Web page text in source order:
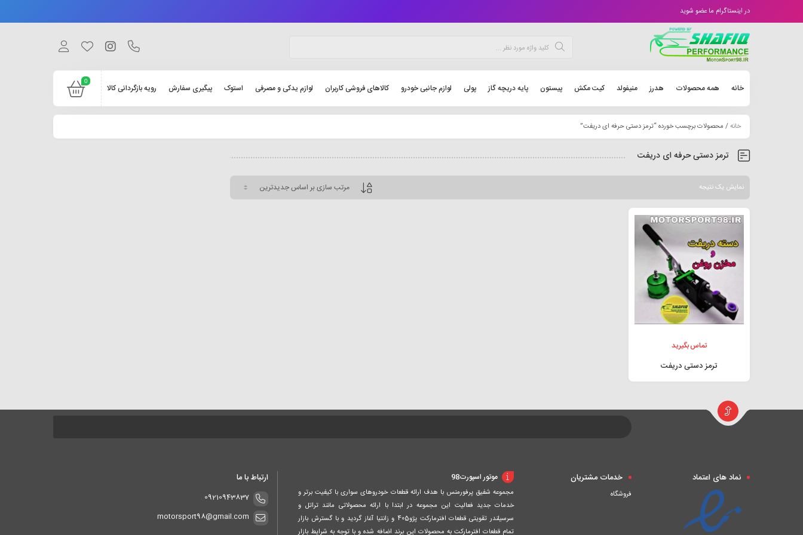
در اینستاگرام ما عضو شوید
0
خانه همه محصولات هدرز منیفولد کیت مکش پیستون پایه دریچه گاز پولی لوازم جانبی خودرو کالاهای فروشی کاربران لوازم یدکی و مصرفی استوک پیگیری سفارش رویه بازگردانی کالا
خانه/ محصولات برچسب خورده “ترمز دستی حرفه ای دریفت”
ترمز دستی حرفه ای دریفت
نمایش یک نتیجه
تماس بگیرید
ترمز دستی دریفت
نماد های اعتماد خدمات مشتریان
فروشگاه
موتور اسپورت98
مجموعه شفیق پرفورمنس با هدف ارائه قطعات خودروهای سواری با کیفیت برتر و
خدمات جدید فعالیت این مجموعه در ابتدا با ارائه محصولاتی مانند تراتل و
سرسیلندر تقویتی قطعات افترمارکت پژو405 و زانتیا آغاز گردید و با گسترش بازار
تمام قطعات افترمارکت به محصولات این برند اضافه شده و با توجه به شرایط بازار
ارتباط با ما
09210943837
motorsport98@gmail.com